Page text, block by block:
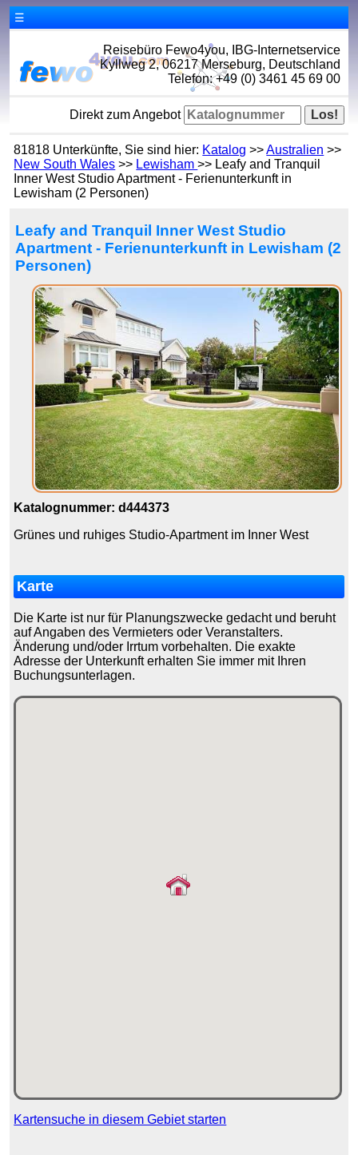
☰
Reisebüro Fewo4you, IBG-Internetservice
Kyllweg 2, 06217 Merseburg, Deutschland
Telefon: +49 (0) 3461 45 69 00
Direkt zum Angebot
81818 Unterkünfte, Sie sind hier: Katalog >>Australien >>
New South Wales >> Lewisham>> Leafy and Tranquil
Inner West Studio Apartment - Ferienunterkunft in
Lewisham (2 Personen)
Leafy and Tranquil Inner West Studio
Apartment - Ferienunterkunft in Lewisham (2
Personen)
Katalognummer: d444373
Grünes und ruhiges Studio-Apartment im Inner West
Karte
Die Karte ist nur für Planungszwecke gedacht und beruht
auf Angaben des Vermieters oder Veranstalters.
Änderung und/oder Irrtum vorbehalten. Die exakte
Adresse der Unterkunft erhalten Sie immer mit Ihren
Buchungsunterlagen.
Kartensuche in diesem Gebiet starten